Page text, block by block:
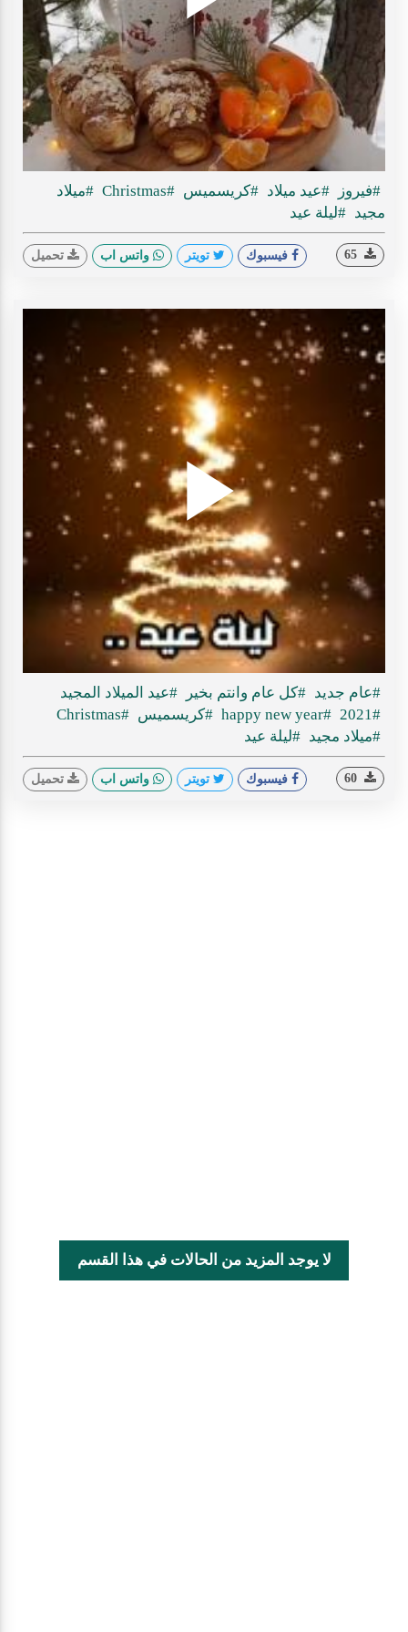
Play
#فيروز #عيد ميلاد #كريسميس #Christmas
#ميلاد
مجيد #ليلة عيد
فيسبوك تويتر واتس اب تحميل
Play
#عام جديد #كل عام وانتم بخير
#عيد الميلاد المجيد
#2021
#happy new year #كريسميس #Christmas
#ميلاد مجيد #ليلة عيد
فيسبوك تويتر واتس اب تحميل
لا يوجد المزيد من الحالات في هذا القسم